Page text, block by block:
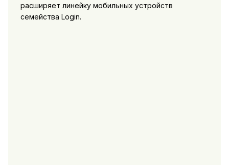
расширяет линейку мобильных устройств
семейства Login.